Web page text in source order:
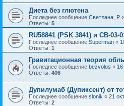
Диета без глютена
Последнее сообщение Светлана_P «
Ответы: 5
RU58841 (PSK 3841) и CB-03-
Последнее сообщение Superman «
Ответы: 1
Гравитационная теория
Последнее сообщение bezvolos «
Ответы: 406
Дупилумаб (Дупиксент) от
Последнее сообщение slonik « 21
Ответы: 2